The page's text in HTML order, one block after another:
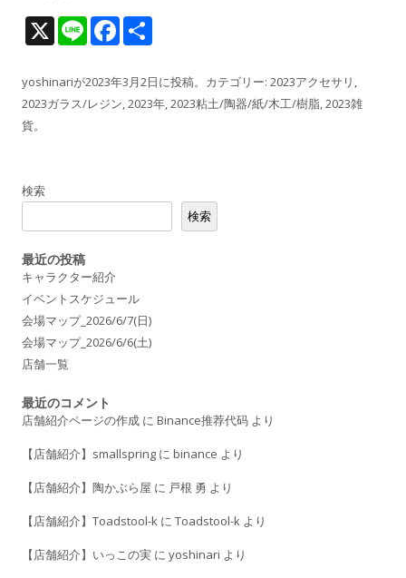
X Li
e
F
e
b
k
yoshinariが2023年3月2日に投稿。カテゴリー: 2023アクセサリ
2023ガラス/レジン 2023年 2023粘土/陶器/紙/木工/樹脂 2023雑
貨。
検索
検索
最近の投稿
キャラクター紹介
イベントスケジュール
会場マップ_2026/6/7(日)
会場マップ_2026/6/6(土)
店舗一覧
最近のコメント
店舗紹介ページの作成 に Binance推荐代码 より
【店舗紹介】smallspring に binance より
【店舗紹介】陶かぶら屋 に 戸根 勇 より
【店舗紹介】Toadstool-k に Toadstool-k より
【店舗紹介】いっこの実 に yoshinari より